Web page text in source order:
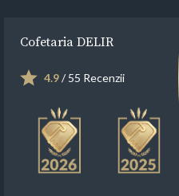
Cofetaria DELIR
4.9/ 55 Recenzii